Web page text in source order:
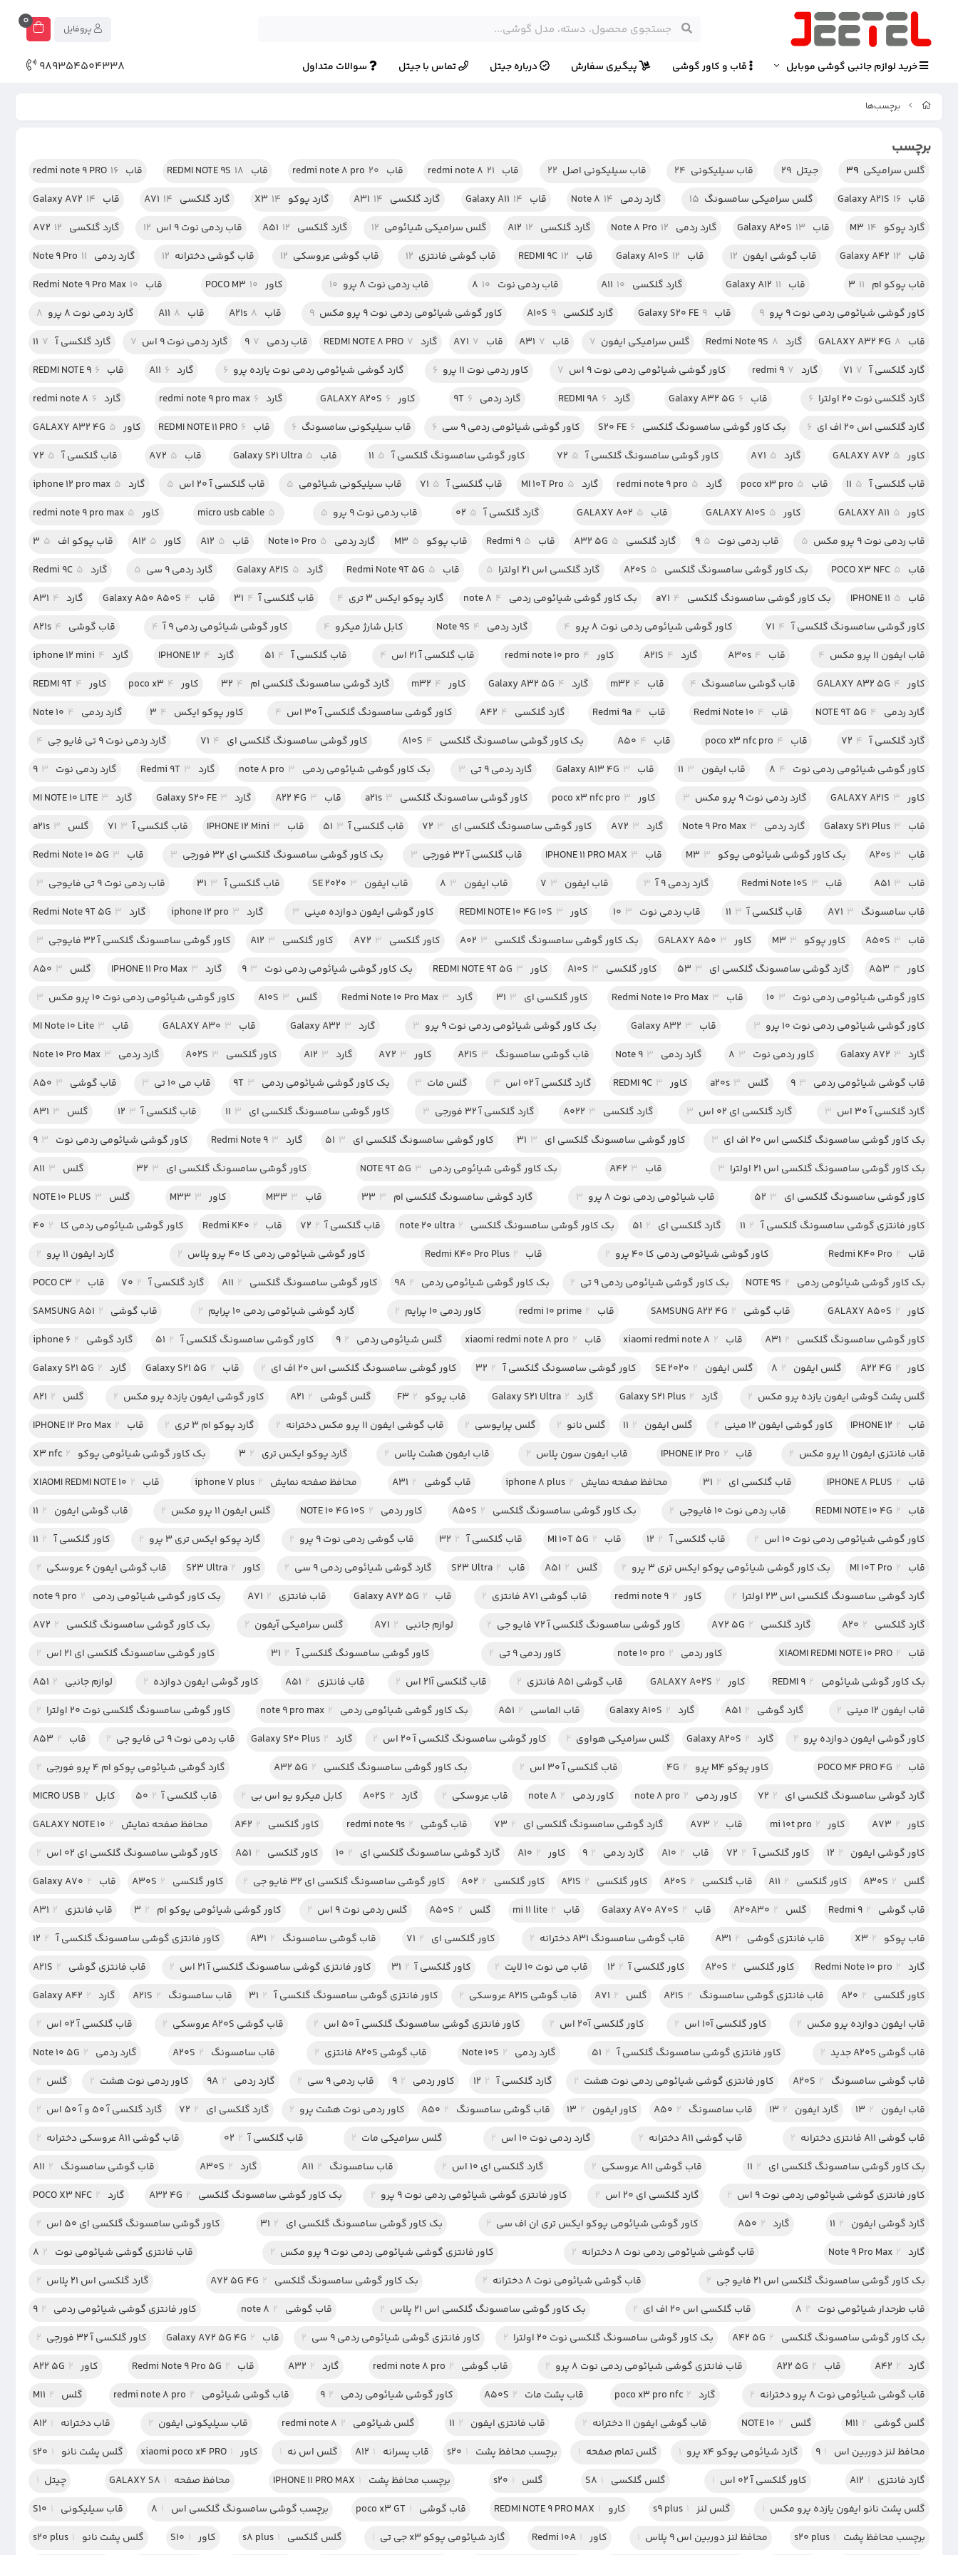
0
خرید لوازم جانبی گوشی موبایل قاب و کاور گوشی پیگیری سفارش درباره جیتل تماس با جیتل سوالات متداول 989354504338
برچسب‌ها
برچسب
گلس سرامیکی 39 جیتل 29 قاب سیلیکونی 24 قاب سیلیکونی اصل 22 قاب redmi note 8 21 قاب redmi note 8 pro 20 قاب REDMI NOTE 9S 18 قاب redmi note 9 PRO 16
قاب Galaxy A21S 16 گلس سرامیکی سامسونگ 15 گارد ردمی Note 8 14 قاب Galaxy A11 14 گارد گلکسی A31 14 گارد پوکو X3 14 گارد گلکسی A71 14 قاب Galaxy A72 14
گارد پوکو M3 14 قاب Galaxy A20S 13 گارد ردمی Note 8 Pro 12 گارد گلکسی A12 12 گلس سرامیکی شیائومی 12 گارد گلکسی A51 12 قاب ردمی نوت 9 اس 12 گارد گلکسی A72 12
قاب Galaxy A42 12 قاب گوشی ایفون 12 قاب Galaxy A10S 12 قاب REDMI 9C 12 قاب گوشی فانتزی 12 قاب گوشی عروسکی 12 قاب گوشی دخترانه 12 گارد ردمی Note 9 Pro 11
قاب پوکو ام 3 11 قاب Galaxy A12 11 گارد گلکسی A11 10 قاب ردمی نوت 8 10 قاب ردمی نوت 8 پرو 10 کاور POCO M3 10 قاب Redmi Note 9 Pro Max 10
کاور گوشی شیائومی ردمی نوت 9 پرو
9 قاب Galaxy S20 FE 9 گارد گلکسی A10S 9 کاور گوشی شیائومی ردمی نوت 9 پرو مکس 9 قاب A21s 8 قاب A11 8 گارد ردمی نوت 8 پرو
8
قاب GALAXY A32 4G 8 گارد Redmi Note 9S 8 گلس سرامیکی ایفون 7 قاب A31 7 قاب A71 7 گارد REDMI NOTE 8 PRO 7 قاب ردمی 9 7 گارد ردمی نوت 9 اس 7 گارد گلکسی آ 11 7
گارد گلکسی آ 71 7 گارد redmi 9 7 کاور گوشی شیائومی ردمی نوت 9 اس 7 کاور ردمی نوت 11 پرو 6 گارد گوشی شیائومی ردمی نوت یازده پرو 6 گارد A11 6 قاب REDMI NOTE 9 6
گارد گلکسی نوت 20 اولترا
6 قاب Galaxy A32 5G 6 گارد REDMI 9A 6 گارد ردمی 9T 6 کاور GALAXY A20S 6 گارد redmi note 9 pro max 6 گارد redmi note 8 6
گارد گلکسی اس 20 اف ای
6 بک کاور گوشی سامسونگ گلکسی S20 FE 6 کاور گوشی شیائومی ردمی 9 سی 6 قاب سیلیکونی سامسونگ 6 قاب REDMI NOTE 11 PRO 6 کاور GALAXY A32 4G 5
کاور GALAXY A72 5 گارد A71 5 کاور گوشی سامسونگ گلکسی آ 72 5 کاور گوشی سامسونگ گلکسی آ 11 5 قاب Galaxy S21 Ultra 5 قاب A72 5 قاب گلکسی آ 72 5
قاب گلکسی آ 11 5 قاب poco x3 pro 5 گارد redmi note 9 pro 5 گارد MI 10T Pro 5 قاب گلکسی آ 71 5 قاب سیلیکونی شیائومی 5 قاب گلکسی آ 20 اس 5 گارد iphone 12 pro max 5
کاور GALAXY A11 5 کاور GALAXY A10S 5 قاب GALAXY A02 5 گارد گلکسی آ 02 5 قاب ردمی نوت 9 پرو 5
micro usb cable 5 کاور redmi note 9 pro max 5
قاب ردمی نوت 9 پرو مکس
5 قاب ردمی نوت 9 5 گارد گلکسی A32 5G 5 قاب Redmi 9 5 قاب پوکو M3 5 گارد ردمی Note 10 Pro 5 قاب A12 5 کاور A12 5 قاب پوکو اف 3 5
قاب POCO X3 NFC 5 بک کاور گوشی سامسونگ گلکسی A20S 5 گارد گلکسی اس 21 اولترا 5 قاب Redmi Note 9T 5G 5 گارد Galaxy A21S 5 گارد ردمی 9 سی 5 گارد Redmi 9C 5
قاب IPHONE 11 5 بک کاور گوشی سامسونگ گلکسی a71 4 بک کاور گوشی شیائومی ردمی note 8 4 گارد پوکو ایکس 3 تری 4 قاب گلکسی آ31 4 قاب Galaxy A50 A50S 4 گارد A31 4
کاور گوشی سامسونگ گلکسی آ 71 4 کاور گوشی شیائومی ردمی نوت 8 پرو 4 گارد ردمی Note 9S 4 کابل شارژ میکرو 4 کاور گوشی شیائومی ردمی 9 آ 4 قاب گوشی A21s 4
قاب ایفون 11 پرو مکس
4 قاب A30s 4 گارد A21S 4 کاور redmi note 10 pro 4 قاب گلکسی آ 21 اس 4 قاب گلکسی آ 51 4 گارد IPHONE 12 4 گارد iphone 12 mini 4
کاور GALAXY A32 5G 4 قاب گوشی سامسونگ 4 قاب m32 4 گارد Galaxy A32 5G 4 کاور m32 4 گارد گوشی سامسونگ گلکسی ام 32 4 کاور poco x3 4 کاور REDMI 9T 4
گارد ردمی NOTE 9T 5G 4 قاب Redmi Note 10 4 قاب Redmi 9a 4 گارد گلکسی A42 4 کاور گوشی سامسونگ گلکسی آ 30 اس 4 کاور پوکو ایکس 3 4 گارد ردمی Note 10 4
گارد گلکسی آ 72 4 قاب poco x3 nfc pro 4 قاب A50 4 بک کاور گوشی سامسونگ گلکسی A10S 4 کاور گوشی سامسونگ گلکسی ای 71 4 گارد ردمی نوت 9 تی فایو جی
4
کاور گوشی شیائومی ردمی نوت 8 4 قاب ایفون 11 3 قاب Galaxy A13 4G 3 گارد ردمی 9 تی 3 بک کاور گوشی شیائومی ردمی note 8 pro 3 گارد Redmi 9T 3 گارد ردمی نوت 9 3
کاور GALAXY A21S 3 گارد ردمی نوت 9 پرو مکس 3 کاور poco x3 nfc pro 3 کاور گوشی سامسونگ گلکسی a21s 3 قاب A22 4G 3 گارد Galaxy S20 FE 3 گارد MI NOTE 10 LITE 3
قاب Galaxy S21 Plus 3 گارد ردمی Note 9 Pro Max 3 گارد A72 3 کاور گوشی سامسونگ گلکسی ای 72 3 قاب گلکسی آ51 3 قاب IPHONE 12 Mini 3 قاب گلکسی آ71 3 گلس a21s 3
قاب A20s 3 بک کاور گوشی شیائومی پوکو M3 3 قاب IPHONE 11 PRO MAX 3 قاب گلکسی آ 32 فورجی 3 بک کاور گوشی سامسونگ گلکسی ای 32 فورجی 3 قاب Redmi Note 10 5G 3
قاب A51 3 قاب Redmi Note 10S 3 گارد ردمی 9 آ 3 قاب ایفون 7 3 قاب ایفون 8 3 قاب ایفون SE 2020 3 قاب گلکسی آ 31 3 قاب ردمی نوت 9 تی فایوجی
3
قاب سامسونگ A71 3 قاب گلکسی آ11 3 قاب ردمی نوت 10 3 کاور REDMI NOTE 10 4G 10S 3 کاور گوشی ایفون دوازده مینی 3 گارد iphone 12 pro 3 گارد Redmi Note 9T 5G 3
قاب A50S 3 کاور پوکو M3 3 کاور GALAXY A50 3 بک کاور گوشی سامسونگ گلکسی A02 3 کاور گلکسی A72 3 کاور گلکسی A12 3 کاور گوشی سامسونگ گلکسی آ 32 فایوجی
3
کاور A53 3 گارد گوشی سامسونگ گلکسی ای 53 3 کاور گلکسی A10S 3 کاور REDMI NOTE 9T 5G 3 بک کاور گوشی شیائومی ردمی نوت 9 3 گارد IPHONE 11 Pro Max 3 گلس A50 3
کاور گوشی شیائومی ردمی نوت 10 3 قاب Redmi Note 10 Pro Max 3 کاور گلکسی ای 31 3 گارد Redmi Note 10 Pro Max 3 گلس A10S 3 کاور گوشی شیائومی ردمی نوت 10 پرو مکس
3
کاور گوشی شیائومی ردمی نوت 10 پرو
3 قاب Galaxy A32 3 بک کاور گوشی شیائومی ردمی نوت 9 پرو 3 گارد Galaxy A32 3 قاب GALAXY A30 3 قاب MI Note 10 Lite 3
گارد Galaxy A72 3 کاور ردمی نوت 8 3 گارد ردمی Note 9 3 قاب گوشی سامسونگ A21S 3 کاور A72 3 گارد A12 3 کاور گلکسی A02S 3 گارد ردمی Note 10 Pro Max 3
قاب گوشی شیائومی ردمی 9 3 گلس a20s 3 کاور REDMI 9C 3 گارد گلکسی آ 02 اس 3 گلس مات 3 بک کاور گوشی شیائومی ردمی 9T 3 قاب می 10 تی 3 قاب گوشی A50 3
گارد گلکسی آ 30 اس
3 گارد گلکسی ای 02 اس 3 گارد گلکسی A022 3 گارد گلکسی آ 32 فورجی 3 کاور گوشی سامسونگ گلکسی ای 11 3 قاب گلکسی آ12 3 گلس A31 3
بک کاور گوشی سامسونگ گلکسی اس 20 اف ای
3 کاور گوشی سامسونگ گلکسی ای 31 3 کاور گوشی سامسونگ گلکسی ای 51 3 گارد Redmi Note 9 3 کاور گوشی شیائومی ردمی نوت 9 3
بک کاور گوشی سامسونگ گلکسی اس 21 اولترا
3 قاب A42 3 بک کاور گوشی شیائومی ردمی NOTE 9T 5G 3 کاور گوشی سامسونگ گلکسی ای 32 3 گلس A11 3
کاور گوشی سامسونگ گلکسی ای 52 3 قاب شیائومی ردمی نوت 8 پرو 3 گارد گوشی سامسونگ گلکسی ام 33 3 قاب M33 3 کاور M33 3 گلس NOTE 10 PLUS 3
کاور فانتزی گوشی سامسونگ گلکسی آ 11 2 گارد گلکسی ای 51 2 بک کاور گوشی سامسونگ گلکسی note 20 ultra 2 قاب گلکسی آ72 2 قاب Redmi K40 2 کاور گوشی شیائومی ردمی کا 40 2
قاب Redmi K40 Pro 2 کاور گوشی شیائومی ردمی کا 40 پرو 2 قاب Redmi K40 Pro Plus 2 کاور گوشی شیائومی ردمی کا 40 پرو پلاس 2 گارد ایفون 11 پرو
2
بک کاور گوشی شیائومی ردمی NOTE 9S 2 بک کاور گوشی شیائومی ردمی 9 تی 2 بک کاور گوشی شیائومی ردمی 9A 2 کاور گوشی سامسونگ گلکسی A11 2 گارد گلکسی آ 70 2 قاب POCO C3 2
کاور GALAXY A50S 2 قاب گوشی SAMSUNG A22 4G 2 قاب redmi 10 prime 2 کاور ردمی 10 پرایم 2 گارد گوشی شیائومی ردمی 10 پرایم 2 قاب گوشی SAMSUNG A51 2
کاور گوشی سامسونگ گلکسی A31 2 قاب xiaomi redmi note 8 2 قاب xiaomi redmi note 8 pro 2 گلس شیائومی ردمی 9 2 کاور گوشی سامسونگ گلکسی آ 51 2 گارد گوشی iphone 6 2
کاور A22 4G 2 گلس ایفون 8 2 گلس ایفون SE 2020 2 کاور گوشی سامسونگ گلکسی آ 32 2 کاور گوشی سامسونگ گلکسی اس 20 اف ای 2 قاب Galaxy S21 5G 2 گارد Galaxy S21 5G 2
گلس پشت گوشی ایفون یازده پرو مکس 2 گارد Galaxy S21 Plus 2 گارد Galaxy S21 Ultra 2 قاب پوکو F3 2 گلس گوشی A21 2 کاور گوشی ایفون یازده پرو مکس 2 گلس A21 2
قاب IPHONE 12 2 کاور گوشی ایفون 12 مینی 2 گلس ایفون 11 2 گلس نانو 2 گلس پرایوسی 2 قاب گوشی ایفون 11 پرو مکس دخترانه 2 گارد پوکو ام 3 تری 2 قاب IPHONE 12 Pro Max 2
قاب فانتزی ایفون 11 پرو مکس
2 قاب IPHONE 12 Pro 2 قاب ایفون سون پلاس 2 قاب ایفون هشت پلاس 2 گارد پوکو ایکس تری 3 2 بک کاور گوشی شیائومی پوکو X3 nfc 2
قاب IPHONE 8 PLUS 2 قاب گلکسی ای 31 2 محافظ صفحه نمایش iphone 8 plus 2 قاب گوشی A31 2 محافظ صفحه نمایش iphone 7 plus 2 قاب XIAOMI REDMI NOTE 10 2
قاب REDMI NOTE 10 4G 2 قاب ردمی نوت 10 فایوجی 2 بک کاور گوشی سامسونگ گلکسی A50S 2 کاور ردمی NOTE 10 4G 10S 2 گلس ایفون 11 پرو مکس 2 قاب گوشی ایفون 11 2
کاور گوشی شیائومی ردمی نوت 10 اس
2 قاب گلکسی آ 12 2 قاب MI 10T 5G 2 قاب گلکسی آ 32 2 قاب گوشی ردمی نوت 9 پرو 2 گارد پوکو ایکس تری 3 پرو 2 کاور گلکسی آ 11 2
قاب MI 10T Pro 2 بک کاور گوشی شیائومی پوکو ایکس تری 3 پرو 2 گلس A51 2 قاب S23 Ultra 2 گارد گوشی شیائومی ردمی 9 سی 2 کاور S23 Ultra 2 قاب گوشی ایفون 6 عروسکی
2
گارد گوشی سامسونگ گلکسی اس 23 اولترا
2 کاور redmi note 9 2 قاب گوشی A71 فانتزی 2 قاب Galaxy A72 5G 2 قاب فانتزی A71 2 بک کاور گوشی شیائومی ردمی note 9 pro 2
گارد گلکسی A20 2 گارد گلکسی A72 5G 2 کاور گوشی سامسونگ گلکسی آ 72 فایو جی 2 لوازم جانبی A71 2 گلس سرامیکی آیفون 2 بک کاور گوشی سامسونگ گلکسی A72 2
قاب XIAOMI REDMI NOTE 10 PRO 2 کاور ردمی note 10 pro 2 کاور ردمی 9 تی 2 کاور گوشی سامسونگ گلکسی آ 31 2 کاور گوشی سامسونگ گلکسی ای 21 اس
2
بک کاور گوشی شیائومی REDMI 9 2 کاور GALAXY A02S 2 قاب گوشی A51 فانتزی 2 قاب گلکسی آ21 اس 2 قاب فانتزی A51 2 کاور گوشی ایفون دوازده 2 لوازم جانبی A51 2
قاب ایفون 12 مینی
2 گارد گوشی A51 2 گارد Galaxy A10S 2 قاب الماسی A51 2 بک کاور گوشی شیائومی ردمی note 9 pro max 2 کاور گوشی سامسونگ گلکسی نوت 20 اولترا
2
کاور گوشی ایفون دوازده پرو 2 گارد Galaxy A20S 2 گلس سرامیکی هواوی 2 کاور گوشی سامسونگ گلکسی آ 20 اس 2 گارد Galaxy S20 Plus 2 قاب ردمی نوت 9 تی فایو جی 2 قاب A53 2
قاب POCO M4 PRO 4G 2 کاور پوکو M4 پرو 4G 2 قاب گلکسی آ 30 اس 2 بک کاور گوشی سامسونگ گلکسی A32 5G 2 گارد گوشی شیائومی پوکو ام 4 پرو فورجی
2
گارد گوشی سامسونگ گلکسی ای 72 2 کاور ردمی note 8 pro 2 کاور ردمی note 8 2 قاب عروسکی 2 گارد A02S 2 کابل میکرو یو اس بی 2 قاب گلکسی آ50 2 کابل MICRO USB 2
کاور A73 2 کاور mi 10t pro 2 قاب A73 2 گارد گوشی سامسونگ گلکسی ای 73 2 قاب گوشی redmi note 9s 2 کاور گلکسی A42 2 محافظ صفحه نمایش GALAXY NOTE 10 2
کاور گوشی ایفون 12 2 کاور گلکسی آ 72 2 قاب A10 2 گارد ردمی 9 2 کاور A10 2 گارد گوشی سامسونگ گلکسی ای 10 2 کاور گلکسی A51 2 کاور گوشی سامسونگ گلکسی ای 02 اس
2
گلس A30S 2 کاور گلکسی A11 2 قاب گلکسی A20S 2 کاور گلکسی A21S 2 کاور گلکسی A02 2 کاور گوشی سامسونگ گلکسی ای 32 فایو جی 2 کاور گلکسی A30S 2 قاب Galaxy A70 2
قاب گوشی Redmi 9 2 گلس A20A30 2 قاب Galaxy A70 A70S 2 قاب mi 11 lite 2 گلس A50S 2 گلس ردمی نوت 9 اس 2 کاور گوشی شیائومی پوکو ام 3 2 قاب فانتزی A31 2
قاب پوکو X3 2 قاب فانتزی گوشی A31 2 قاب گوشی سامسونگ A31 دخترانه 2 کاور گلکسی ای 71 2 قاب گوشی سامسونگ A31 2 کاور فانتزی گوشی سامسونگ گلکسی آ 12 2
گارد Redmi Note 10 pro 2 کاور گلکسی A20S 2 کاور گلکسی آ12 2 قاب می نوت 10 لایت 2 کاور گلکسی آ31 2 کاور فانتزی گوشی سامسونگ گلکسی آ 21 اس 2 قاب فانتزی گوشی A21S 2
کاور گلکسی A20 2 قاب فانتزی گوشی سامسونگ A21S 2 گلس A71 2 قاب گوشی A21S عروسکی 2 کاور فانتزی گوشی سامسونگ گلکسی آ 31 2 قاب سامسونگ A21S 2 گارد Galaxy A42 2
قاب ایفون دوازده پرو مکس 2 کاور گلکسی آ10 اس 2 کاور گلکسی آ20 اس 2 کاور فانتزی گوشی سامسونگ گلکسی آ 50 اس 2 قاب گوشی A20S عروسکی 2 قاب گلکسی آ 02 اس
2
قاب گوشی A20S جدید
2 کاور فانتزی گوشی سامسونگ گلکسی آ 51 2 گارد ردمی Note 10S 2 قاب گوشی A20S فانتزی 2 قاب سامسونگ A20S 2 گارد ردمی Note 10 5G 2
قاب گوشی سامسونگ A20S 2 کاور فانتزی گوشی شیائومی ردمی نوت هشت 2 گارد گلکسی آ 12 2 کاور ردمی 9 2 قاب ردمی 9 سی 2 گارد ردمی 9A 2 کاور ردمی نوت هشت 2 گلس 2
قاب ایفون 13 2 گارد ایفون 13 2 قاب سامسونگ A50 2 کاور ایفون 13 2 قاب گوشی سامسونگ A50 2 کاور ردمی نوت هشت پرو 2 گارد گلکسی ای 72 2 گارد گلکسی آ 50 و آ 50 اس
2
قاب گوشی A11 فانتزی دخترانه
2 قاب گوشی A11 دخترانه 2 گارد ردمی نوت 10 اس 2 گلس سرامیکی مات 2 قاب گلکسی آ02 2 قاب گوشی A11 عروسکی دخترانه
2
بک کاور گوشی سامسونگ گلکسی ای 11 2 قاب گوشی A11 عروسکی 2 گارد گلکسی ای 10 اس 2 قاب سامسونگ A11 2 گارد A30S 2 قاب گوشی سامسونگ A11 2
کاور فانتزی گوشی شیائومی ردمی نوت 9 اس
2 گارد گلکسی ای 20 اس 2 کاور فانتزی گوشی شیائومی ردمی نوت 9 پرو 2 بک کاور گوشی سامسونگ گلکسی A32 4G 2 گارد POCO X3 NFC 2
گارد گوشی ایفون 11 2 گارد A50 2 کاور گوشی شیائومی پوکو ایکس تری ان اف سی 2 بک کاور گوشی سامسونگ گلکسی ای 31 2 کاور گوشی سامسونگ گلکسی ای 50 اس
2
گارد Note 9 Pro Max 2 قاب گوشی شیائومی ردمی نوت 8 دخترانه 2 کاور فانتزی گوشی شیائومی ردمی نوت 9 پرو مکس 2 قاب فانتزی گوشی شیائومی نوت 8 2
بک کاور گوشی سامسونگ گلکسی اس 21 فایو جی
2 قاب گوشی شیائومی نوت 8 دخترانه 2 بک کاور گوشی سامسونگ گلکسی A72 5G 4G 2 گارد گلکسی اس 21 پلاس
2
قاب طرحدار شیائومی نوت 8 2 قاب گلکسی اس 20 اف ای 2 بک کاور گوشی سامسونگ گلکسی اس 21 پلاس 2 قاب گوشی note 8 2 کاور فانتزی گوشی شیائومی ردمی 9 2
بک کاور گوشی سامسونگ گلکسی A42 5G 2 بک کاور گوشی سامسونگ گلکسی نوت 20 اولترا 2 کاور فانتزی گوشی شیائومی ردمی 9 سی 2 قاب Galaxy A72 5G 4G 2 کاور گلکسی آ 32 فورجی
2
گارد A42 2 قاب A22 5G 2 قاب فانتزی گوشی شیائومی ردمی نوت 8 پرو 2 قاب گوشی redmi note 8 pro 2 گارد A32 2 قاب Redmi Note 9 Pro 5G 2 کاور A22 5G 2
قاب گوشی شیائومی نوت 8 پرو دخترانه
2 گارد poco x3 pro nfc 2 قاب پشت مات A50S 2 کاور گوشی شیائومی ردمی 9 2 قاب گوشی شیائومی redmi note 8 pro 2 گلس M11 2
گلس گوشی M11 2 گلس NOTE 10 2 قاب گوشی ایفون 11 دخترانه 2 قاب فانتزی ایفون 11 2 گلس شیائومی redmi note 8 2 قاب سیلیکونی ایفون 2 قاب دخترانه A12 1
محافظ لنز دوربین اس 9 1 گارد شیائومی پوکو x4 پرو 1 گلس تمام صفحه 1 برچسب محافظ پشت s20 1 قاب پسرانه A12 1 گلس اس نه 1 کاور xiaomi poco x4 PRO 1 گلس پشت نانو s20 1
گارد فانتزی A12 1 کاور گلکسی آ 02 اس 1 گلس گلکسی S8 1 گلس s20 1 برچسب محافظ پشت IPHONE 11 PRO MAX 1 محافظ صفحه GALAXY S8 1 چیتل 1
گلس پشت نانو ایفون یازده پرو مکس 1 گلس لنز s9 plus 1 کارو REDMI NOTE 9 PRO MAX 1 قاب گوشی poco x3 GT 1 برچسب گوشی سامسونگ گلکسی اس 8 1 قاب سیلیکونی S10 1
برچسب محافظ پشت s20 plus 1 محافظ لنز دوربین اس 9 پلاس 1 کاور Redmi 10A 1 گارد شیائومی پوکو x3 جی تی 1 گلس گلکسی s8 plus 1 کاور S10 1 گلس پشت نانو s20 plus 1